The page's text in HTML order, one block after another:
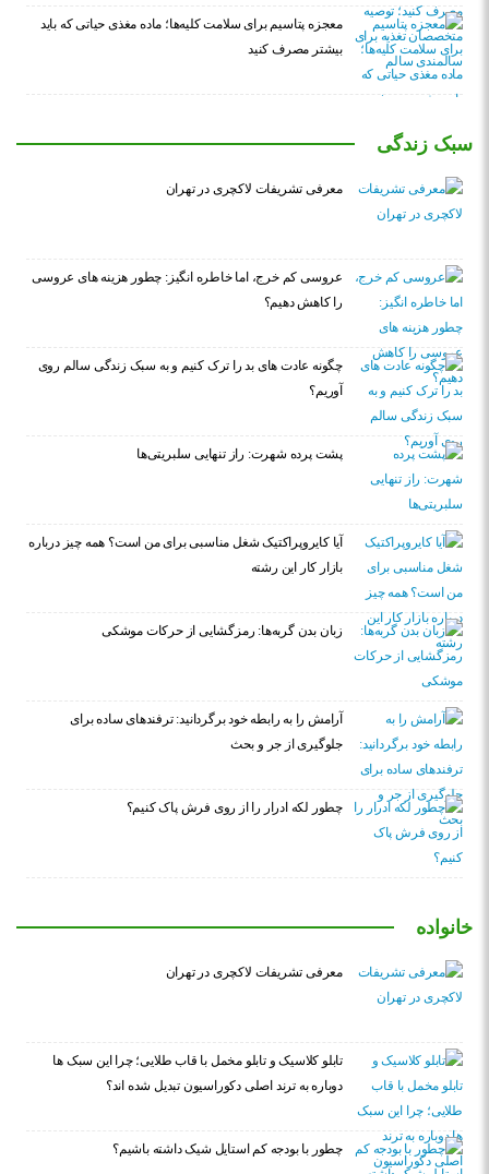
معجزه پتاسیم برای سلامت کلیه‌ها؛ ماده مغذی حیاتی که باید
بیشتر مصرف کنید
سبک زندگی
معرفی تشریفات لاکچری در تهران
عروسی کم خرج، اما خاطره انگیز: چطور هزینه های عروسی
را کاهش دهیم؟
چگونه عادت‌ های بد را ترک کنیم و به سبک زندگی سالم روی
آوریم؟
پشت پرده شهرت: راز تنهایی سلبریتی‌ها
آیا کایروپراکتیک شغل مناسبی برای من است؟ همه چیز درباره
بازار کار این رشته
زبان بدن گربه‌ها: رمزگشایی از حرکات موشکی
آرامش را به رابطه خود برگردانید: ترفندهای ساده برای
جلوگیری از جر و بحث
چطور لکه ادرار را از روی فرش پاک کنیم؟
خانواده
معرفی تشریفات لاکچری در تهران
تابلو کلاسیک و تابلو مخمل با قاب طلایی؛ چرا این سبک ها
دوباره به ترند اصلی دکوراسیون تبدیل شده اند؟
چطور با بودجه کم استایل شیک داشته باشیم؟